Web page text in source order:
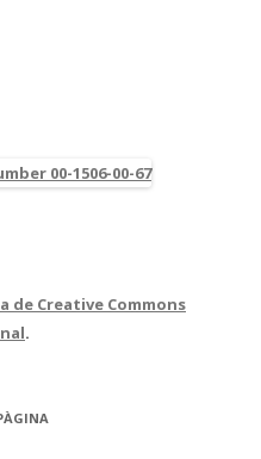
de Creative Commons
.